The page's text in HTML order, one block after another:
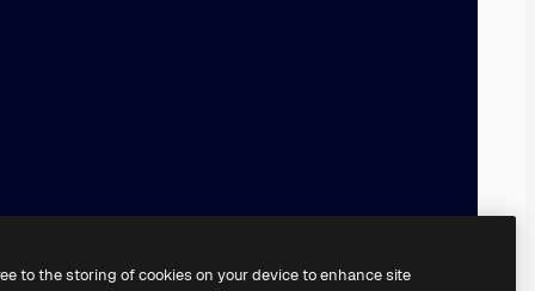
to the storing of cookies on your device to enhance site